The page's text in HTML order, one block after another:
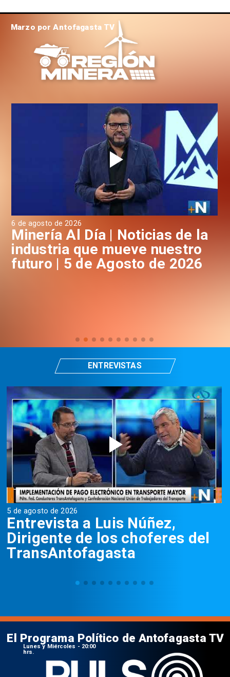
6 de agosto de 2026
Minería Al Día | Noticias de la
industria que mueve nuestro
futuro | 5 de Agosto de 2026
Marzo por Antofagasta TV
5 de agosto de 2026
Entrevista a Luis Núñez,
Dirigente de los choferes del
TransAntofagasta
ENTREVISTAS
El Programa Político de Antofagasta TV
Lunes y Miércoles - 20:00
hrs.